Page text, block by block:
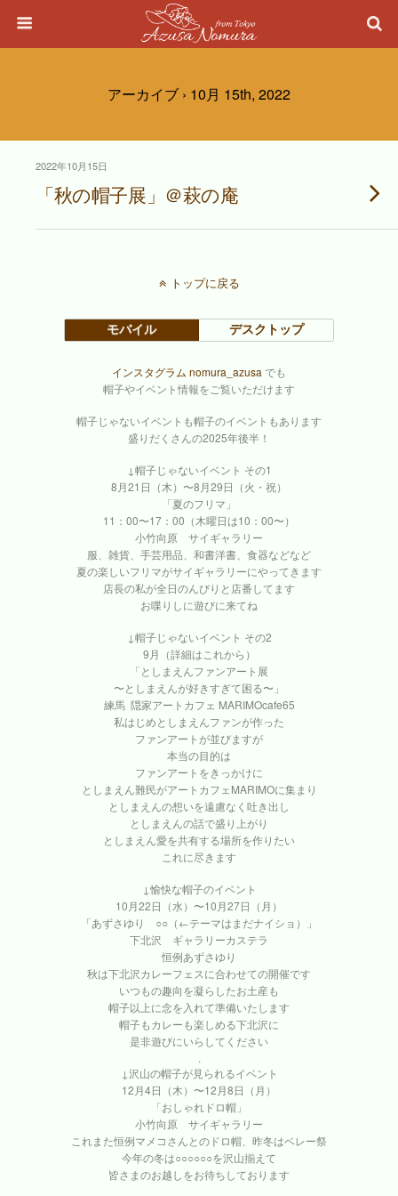
アーカイブ › 10月 15th, 2022
2022年10月15日
「秋の帽子展」＠萩の庵
トップに戻る
モバイル デスクトップ
インスタグラム nomura_azusa でも
帽子やイベント情報をご覧いただけます
帽子じゃないイベントも帽子のイベントもあります
盛りだくさんの2025年後半！
↓帽子じゃないイベント その1
8月21日（木）〜8月29日（火・祝）
「夏のフリマ」
11：00〜17：00（木曜日は10：00〜）
小竹向原 サイギャラリー
服、雑貨、手芸用品、和書洋書、食器などなど
夏の楽しいフリマがサイギャラリーにやってきます
店長の私が全日のんびりと店番してます
お喋りしに遊びに来てね
↓帽子じゃないイベント その2
9月（詳細はこれから）
「としまえんファンアート展
〜としまえんが好きすぎて困る〜」
練馬 隠家アートカフェ MARIMOcafe65
私はじめとしまえんファンが作った
ファンアートが並びますが
本当の目的は
ファンアートをきっかけに
としまえん難民がアートカフェMARIMOに集まり
としまえんの想いを遠慮なく吐き出し
としまえんの話で盛り上がり
としまえん愛を共有する場所を作りたい
これに尽きます
↓愉快な帽子のイベント
10月22日（水）〜10月27日（月）
「あずさゆり ○○（←テーマはまだナイショ）」
下北沢 ギャラリーカステラ
恒例あずさゆり
秋は下北沢カレーフェスに合わせての開催です
いつもの趣向を凝らしたお土産も
帽子以上に念を入れて準備いたします
帽子もカレーも楽しめる下北沢に
是非遊びにいらしてください
.
↓沢山の帽子が見られるイベント
12月4日（木）〜12月8日（月）
「おしゃれドロ帽」
小竹向原 サイギャラリー
これまた恒例マメコさんとのドロ帽、昨冬はベレー祭
今年の冬は○○○○○○を沢山揃えて
皆さまのお越しをお待ちしております